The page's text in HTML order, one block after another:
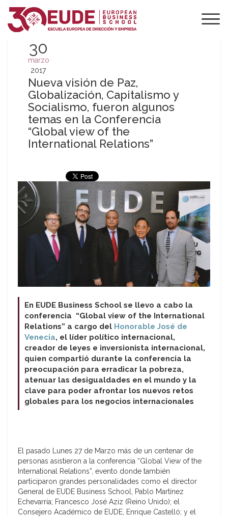
30
marzo
2017
Nueva visión de Paz,
Globalización, Capitalismo y
Socialismo, fueron algunos
temas en la Conferencia
“Global view of the
International Relations”
En EUDE Business School se llevo a cabo la
conferencia “Global view of the International
Relations” a cargo del Honorable José de
Venecia, el líder político internacional,
creador de leyes e inversionista internacional,
quien compartió durante la conferencia la
preocupación para erradicar la pobreza,
atenuar las desigualdades en el mundo y la
clave para poder afrontar los nuevos retos
globales para los negocios internacionales
El pasado Lunes 27 de Marzo más de un centenar de
personas asistieron a la conferencia “Global View of the
International Relations”, evento donde también
participaron grandes personalidades como el director
General de EUDE Business School, Pablo Martínez
Echevarría; Francesco José Aziz (Reino Unido); el
Consejero Académico de EUDE, Enrique Castelló; y el